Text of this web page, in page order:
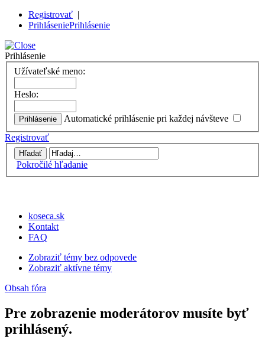
Registrovať |
PrihláseniePrihlásenie
Prihlásenie
Užívateľské meno:
Heslo:
Automatické prihlásenie pri každej návšteve
Registrovať
Pokročilé hľadanie
koseca.sk
Kontakt
FAQ
Zobraziť témy bez odpovede
Zobraziť aktívne témy
Obsah fóra
Pre zobrazenie moderátorov musíte byť
prihlásený.